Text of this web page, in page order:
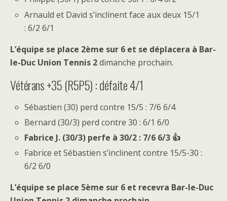
Arnauld et David s’inclinent face aux deux 15/1
: 6/2 6/1
L’équipe se place 2ème sur 6 et se déplacera à Bar-
le-Duc Union Tennis 2dimanche prochain.
Vétérans +35 (R5P5) : défaite 4/1
Sébastien (30) perd contre 15/5 : 7/6 6/4
Bernard (30/3) perd contre 30 : 6/1 6/0
Fabrice J. (30/3) perfe à 30/2 : 7/6 6/3 👍
Fabrice et Sébastien s’inclinent contre 15/5-30 :
6/2 6/0
L’équipe se place 5ème sur 6 et recevra Bar-le-Duc